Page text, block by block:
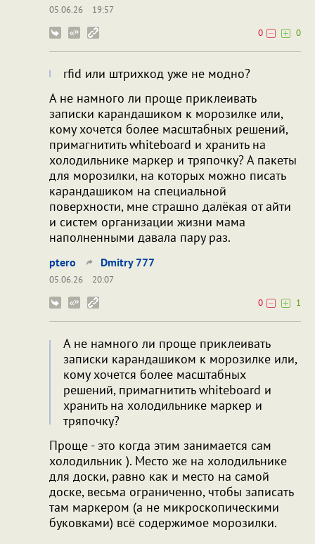
05.06.26
19:57
0
0
rfid или штрихкод уже не модно?
А не намного ли проще приклеивать
записки карандашиком к морозилке или,
кому хочется более масштабных решений,
примагнитить whiteboard и хранить на
холодильнике маркер и тряпочку? А пакеты
для морозилки, на которых можно писать
карандашиком на специальной
поверхности, мне страшно далёкая от айти
и систем организации жизни мама
наполненными давала пару раз.
ptero Dmitry 777
05.06.26
20:07
0
1
А не намного ли проще приклеивать
записки карандашиком к морозилке или,
кому хочется более масштабных
решений, примагнитить whiteboard и
хранить на холодильнике маркер и
тряпочку?
Проще - это когда этим занимается сам
холодильник ). Место же на холодильнике
для доски, равно как и место на самой
доске, весьма ограниченно, чтобы записать
там маркером (а не микроскопическими
буковками) всё содержимое морозилки.